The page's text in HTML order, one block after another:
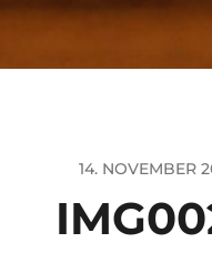
14. NOVEMBER